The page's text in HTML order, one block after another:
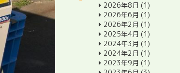
2026年8月 (1)
2026年6月 (1)
2026年2月 (1)
2025年4月 (1)
2024年3月 (1)
2024年2月 (1)
2023年9月 (1)